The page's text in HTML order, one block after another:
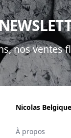
nos ventes
Nicolas Belgique
À propos